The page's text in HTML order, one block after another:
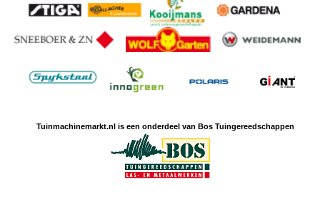
Tuinmachinemarkt.nl is een onderdeel van Bos Tuingereedschappen